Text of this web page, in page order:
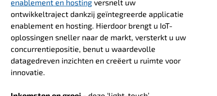
enablement en hosting versnelt uw
ontwikkeltraject dankzij geïntegreerde applicatie
enablement en hosting. Hierdoor brengt u IoT-
oplossingen sneller naar de markt, versterkt u uw
concurrentiepositie, benut u waardevolle
datagedreven inzichten en creëert u ruimte voor
innovatie.